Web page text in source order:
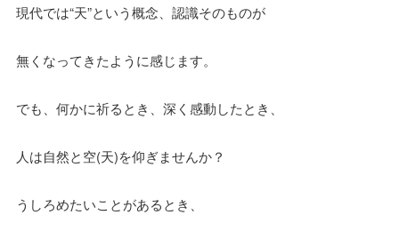
現代では“天”という概念、認識そのものが
無くなってきたように感じます。
でも、何かに祈るとき、深く感動したとき、
人は自然と空(天)を仰ぎませんか？
うしろめたいことがあるとき、